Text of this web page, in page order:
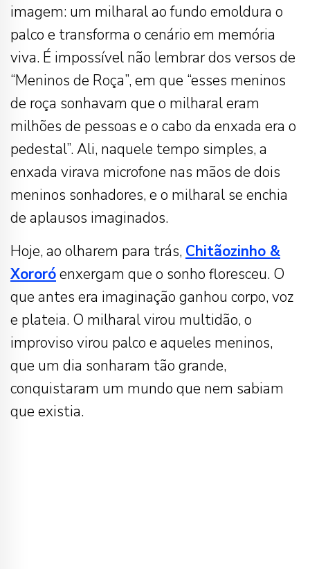
imagem: um milharal ao fundo emoldura o
palco e transforma o cenário em memória
viva. É impossível não lembrar dos versos de
“Meninos de Roça”, em que “esses meninos
de roça sonhavam que o milharal eram
milhões de pessoas e o cabo da enxada era o
pedestal”. Ali, naquele tempo simples, a
enxada virava microfone nas mãos de dois
meninos sonhadores, e o milharal se enchia
de aplausos imaginados.
Hoje, ao olharem para trás, Chitãozinho &
Xororóenxergam que o sonho floresceu. O
que antes era imaginação ganhou corpo, voz
e plateia. O milharal virou multidão, o
improviso virou palco e aqueles meninos,
que um dia sonharam tão grande,
conquistaram um mundo que nem sabiam
que existia.